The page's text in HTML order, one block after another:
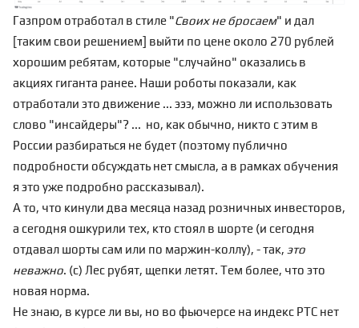
Газпром отработал в стиле "Своих не бросаем" и дал
[таким свои решением] выйти по цене около 270 рублей
хорошим ребятам, которые "случайно" оказались в
акциях гиганта ранее. Наши роботы показали, как
отработали это движение ... эээ, можно ли использовать
слово "инсайдеры"? ... но, как обычно, никто с этим в
России разбираться не будет (поэтому публично
подробности обсуждать нет смысла, а в рамках обучения
я это уже подробно рассказывал).
А то, что кинули два месяца назад розничных инвесторов,
а сегодня ошкурили тех, кто стоял в шорте (и сегодня
отдавал шорты сам или по маржин-коллу), - так, это
неважно. (с) Лес рубят, щепки летят. Тем более, что это
новая норма.
Не знаю, в курсе ли вы, но во фьючерсе на индекс РТС нет